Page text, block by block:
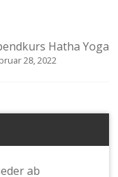
Hatha Yoga
28, 2022
ab